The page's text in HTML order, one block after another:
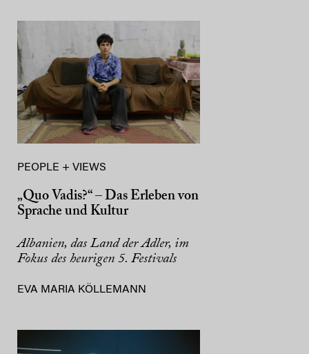
PEOPLE + VIEWS
„Quo Vadis?“ – Das Erleben von
Sprache und Kultur
Albanien, das Land der Adler, im
Fokus des heurigen 5. Festivals
EVA MARIA KÖLLEMANN